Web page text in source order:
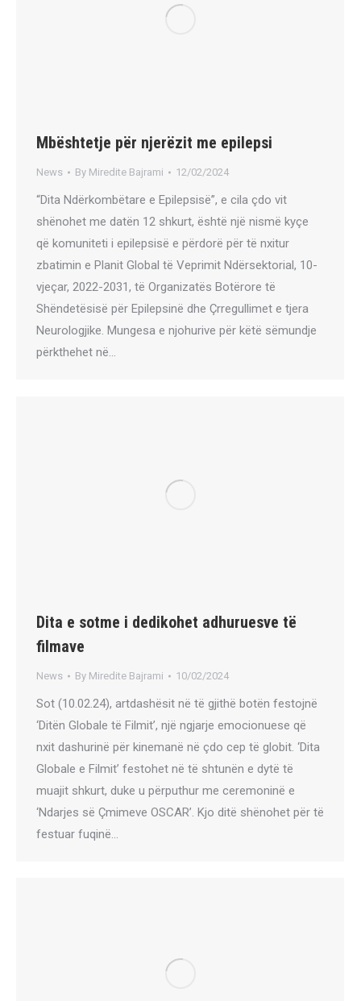
Mbështetje për njerëzit me epilepsi
News By Miredite Bajrami 12/02/2024
“Dita Ndërkombëtare e Epilepsisë”, e cila çdo vit
shënohet me datën 12 shkurt, është një nismë kyçe
që komuniteti i epilepsisë e përdorë për të nxitur
zbatimin e Planit Global të Veprimit Ndërsektorial, 10-
vjeçar, 2022-2031, të Organizatës Botërore të
Shëndetësisë për Epilepsinë dhe Çrregullimet e tjera
Neurologjike. Mungesa e njohurive për këtë sëmundje
përkthehet në…
Dita e sotme i dedikohet adhuruesve të
filmave
News By Miredite Bajrami 10/02/2024
Sot (10.02.24), artdashësit në të gjithë botën festojnë
‘Ditën Globale të Filmit’, një ngjarje emocionuese që
nxit dashurinë për kinemanë në çdo cep të globit. ‘Dita
Globale e Filmit’ festohet në të shtunën e dytë të
muajit shkurt, duke u përputhur me ceremoninë e
‘Ndarjes së Çmimeve OSCAR’. Kjo ditë shënohet për të
festuar fuqinë…